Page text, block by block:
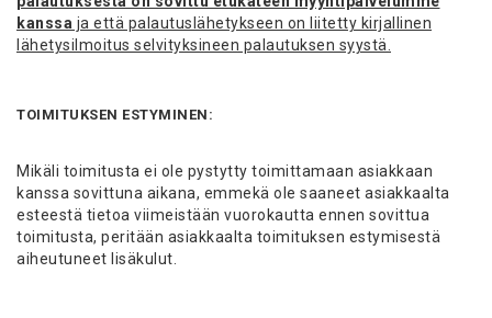
kanssa ja että palautuslähetykseen on liitetty kirjallinen
lähetysilmoitus selvityksineen palautuksen syystä.
TOIMITUKSEN ESTYMINEN:
Mikäli toimitusta ei ole pystytty toimittamaan asiakkaan
kanssa sovittuna aikana, emmekä ole saaneet asiakkaalta
esteestä tietoa viimeistään vuorokautta ennen sovittua
toimitusta, peritään asiakkaalta toimituksen estymisestä
aiheutuneet lisäkulut.